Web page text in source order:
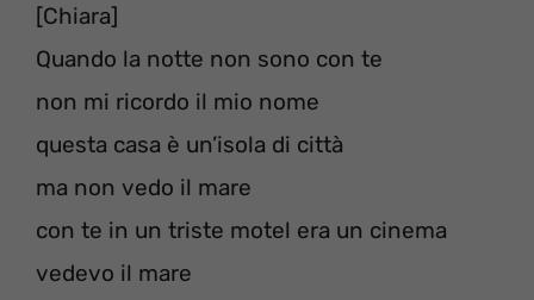
[Chiara]
Quando la notte non sono con te
non mi ricordo il mio nome
questa casa è un’isola di città
ma non vedo il mare
con te in un triste motel era un cinema
vedevo il mare